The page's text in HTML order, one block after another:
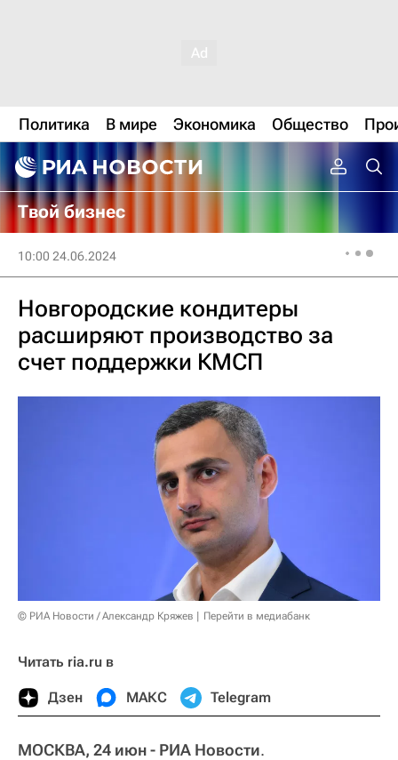
Политика В мире Экономика Общество
Твой бизнес
10:00 24.06.2024
Новгородские кондитеры
расширяют производство за
счет поддержки КМСП
© РИА Новости / Александр Кряжев Перейти в медиабанк
Читать ria.ru в
Дзен МАКС Telegram
МОСКВА, 24 июн - РИА Новости.